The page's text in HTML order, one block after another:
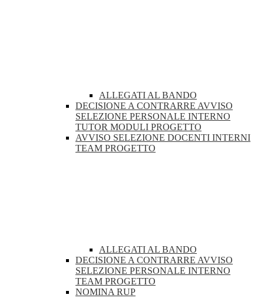
ALLEGATI AL BANDO
DECISIONE A CONTRARRE AVVISO
SELEZIONE PERSONALE INTERNO
TUTOR MODULI PROGETTO
AVVISO SELEZIONE DOCENTI INTERNI
TEAM PROGETTO
ALLEGATI AL BANDO
DECISIONE A CONTRARRE AVVISO
SELEZIONE PERSONALE INTERNO
TEAM PROGETTO
NOMINA RUP